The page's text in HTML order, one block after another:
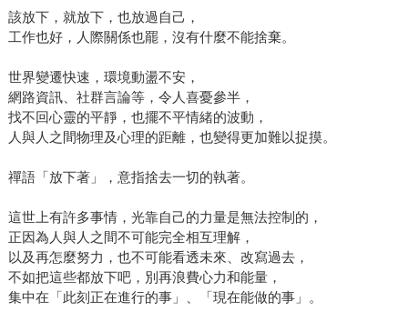
該放下，就放下，也放過自己，
工作也好，人際關係也罷，沒有什麼不能捨棄。
世界變遷快速，環境動盪不安，
網路資訊、社群言論等，令人喜憂參半，
找不回心靈的平靜，也擺不平情緒的波動，
人與人之間物理及心理的距離，也變得更加難以捉摸。
禪語「放下著」，意指捨去一切的執著。
這世上有許多事情，光靠自己的力量是無法控制的，
正因為人與人之間不可能完全相互理解，
以及再怎麼努力，也不可能看透未來、改寫過去，
不如把這些都放下吧，別再浪費心力和能量，
集中在「此刻正在進行的事」、「現在能做的事」。